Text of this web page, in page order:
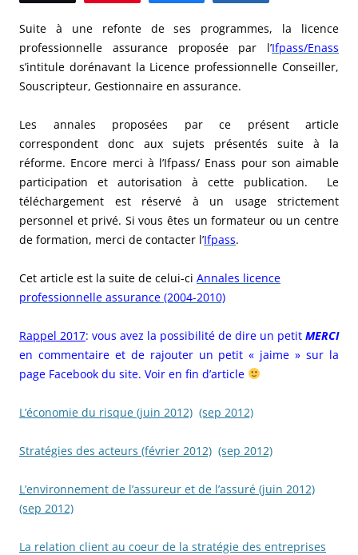
Suite à une refonte de ses programmes, la licence
professionnelle assurance proposée par l’Ifpass/Enass
s’intitule dorénavant la Licence professionnelle Conseiller,
Souscripteur, Gestionnaire en assurance.
Les annales proposées par ce présent article
correspondent donc aux sujets présentés suite à la
réforme. Encore merci à l’Ifpass/ Enass pour son aimable
participation et autorisation à cette publication. Le
téléchargement est réservé à un usage strictement
personnel et privé. Si vous êtes un formateur ou un centre
de formation, merci de contacter l’Ifpass.
Cet article est la suite de celui-ci Annales licence
professionnelle assurance (2004-2010)
Rappel 2017: vous avez la possibilité de dire un petit MERCI
en commentaire et de rajouter un petit « jaime » sur la
page Facebook du site. Voir en fin d’article
L’économie du risque (juin 2012) (sep 2012)
Stratégies des acteurs (février 2012) (sep 2012)
L’environnement de l’assureur et de l’assuré (juin 2012)
(sep 2012)
La relation client au coeur de la stratégie des entreprises